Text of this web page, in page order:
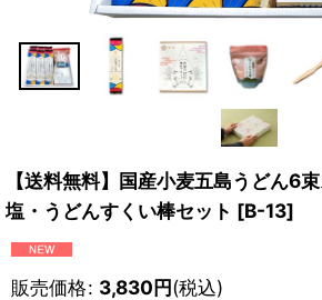
【送料無料】国産小麦五島うどん6
塩・うどんすくい棒セット [B-13]
販売価格: 3,830円(税込)